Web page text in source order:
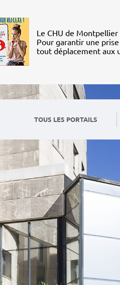
Le CHU de
Pour garantir une
tout déplacement aux
TOUS LES PORTAILS